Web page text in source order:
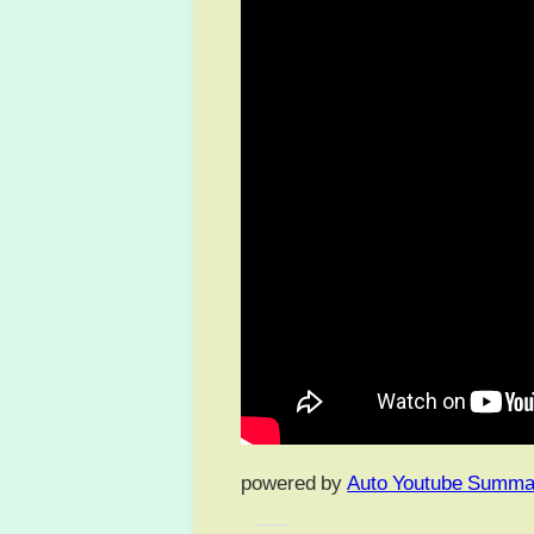
powered by Auto Youtube